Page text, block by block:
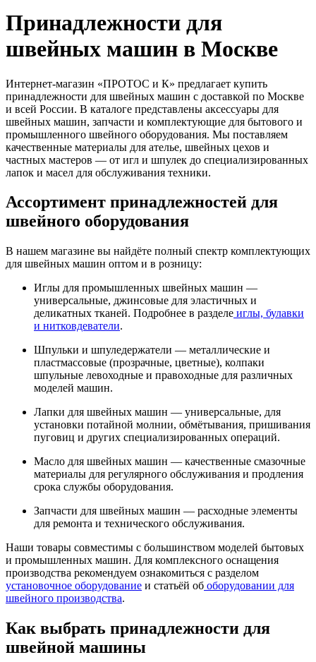
Принадлежности для
швейных машин в Москве
Интернет-магазин «ПРОТОС и К» предлагает купить
принадлежности для швейных машин с доставкой по Москве
и всей России. В каталоге представлены аксессуары для
швейных машин, запчасти и комплектующие для бытового и
промышленного швейного оборудования. Мы поставляем
качественные материалы для ателье, швейных цехов и
частных мастеров — от игл и шпулек до специализированных
лапок и масел для обслуживания техники.
Ассортимент принадлежностей для
швейного оборудования
В нашем магазине вы найдёте полный спектр комплектующих
для швейных машин оптом и в розницу:
Иглы для промышленных швейных машин —
универсальные, джинсовые для эластичных и
деликатных тканей. Подробнее в разделе иглы, булавки
и нитковдеватели.
Шпульки и шпуледержатели — металлические и
пластмассовые (прозрачные, цветные), колпаки
шпульные левоходные и правоходные для различных
моделей машин.
Лапки для швейных машин — универсальные, для
установки потайной молнии, обмётывания, пришивания
пуговиц и других специализированных операций.
Масло для швейных машин — качественные смазочные
материалы для регулярного обслуживания и продления
срока службы оборудования.
Запчасти для швейных машин — расходные элементы
для ремонта и технического обслуживания.
Наши товары совместимы с большинством моделей бытовых
и промышленных машин. Для комплексного оснащения
производства рекомендуем ознакомиться с разделом
установочное оборудование и статьёй об оборудовании для
швейного производства.
Как выбрать принадлежности для
швейной машины